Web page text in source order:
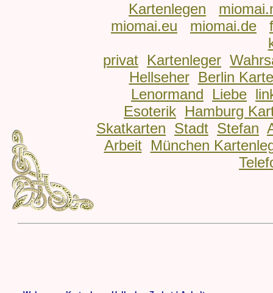
Kartenlegen
miomai.eu
miomai.de
privat Kartenleger
Hellseher
Berlin
Lenormand
Liebe
Esoterik Hamburg
Skatkarten Stadt Stefan
Arbeit
München